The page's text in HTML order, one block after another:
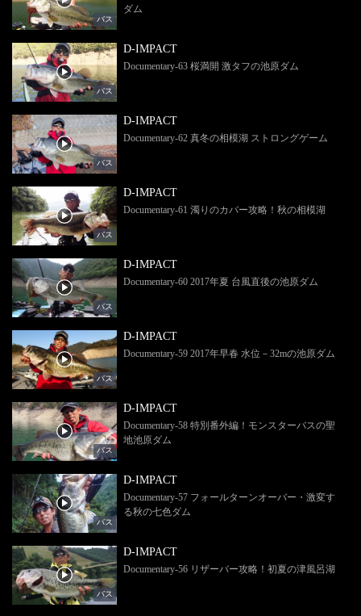
バス
ダム
バス
D-IMPACT
Documentary-63 桜満開 激タフの池原ダム
バス
D-IMPACT
Documentary-62 真冬の相模湖 ストロングゲーム
バス
D-IMPACT
Documentary-61 濁りのカバー攻略！秋の相模湖
バス
D-IMPACT
Documentary-60 2017年夏 台風直後の池原ダム
バス
D-IMPACT
Documentary-59 2017年早春 水位－32mの池原ダム
バス
D-IMPACT
Documentary-58 特別番外編！モンスターバスの聖
地池原ダム
バス
D-IMPACT
Documentary-57 フォールターンオーバー・激変す
る秋の七色ダム
バス
D-IMPACT
Documentary-56 リザーバー攻略！初夏の津風呂湖